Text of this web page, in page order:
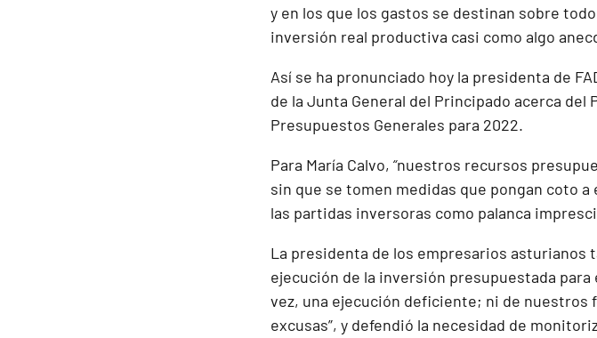
y en los que los gastos se destinan sobre
inversión real productiva casi como algo
Así se ha pronunciado hoy la presidenta de
de la Junta General del Principado acerca
Presupuestos Generales para 2022.
Para María Calvo, “nuestros recursos
sin que se tomen medidas que pongan coto
las partidas inversoras como palanca
La presidenta de los empresarios asturianos
ejecución de la inversión presupuestada
vez, una ejecución deficiente; ni de nuestros
excusas”, y defendió la necesidad de